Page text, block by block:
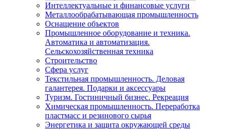
Интеллектуальные и финансовые услуги
Металлообрабатывающая промышленность
Оснащение объектов
Промышленное оборудование и техника.
Автоматика и автоматизация.
Сельскохозяйственная техника
Строительство
Сфера услуг
Текстильная промышленность. Деловая
галантерея. Подарки и аксессуары
Туризм. Гостиничный бизнес. Рекреация
Химическая промышленность. Переработка
пластмасс и резинового сырья
Энергетика и защита окружающей среды